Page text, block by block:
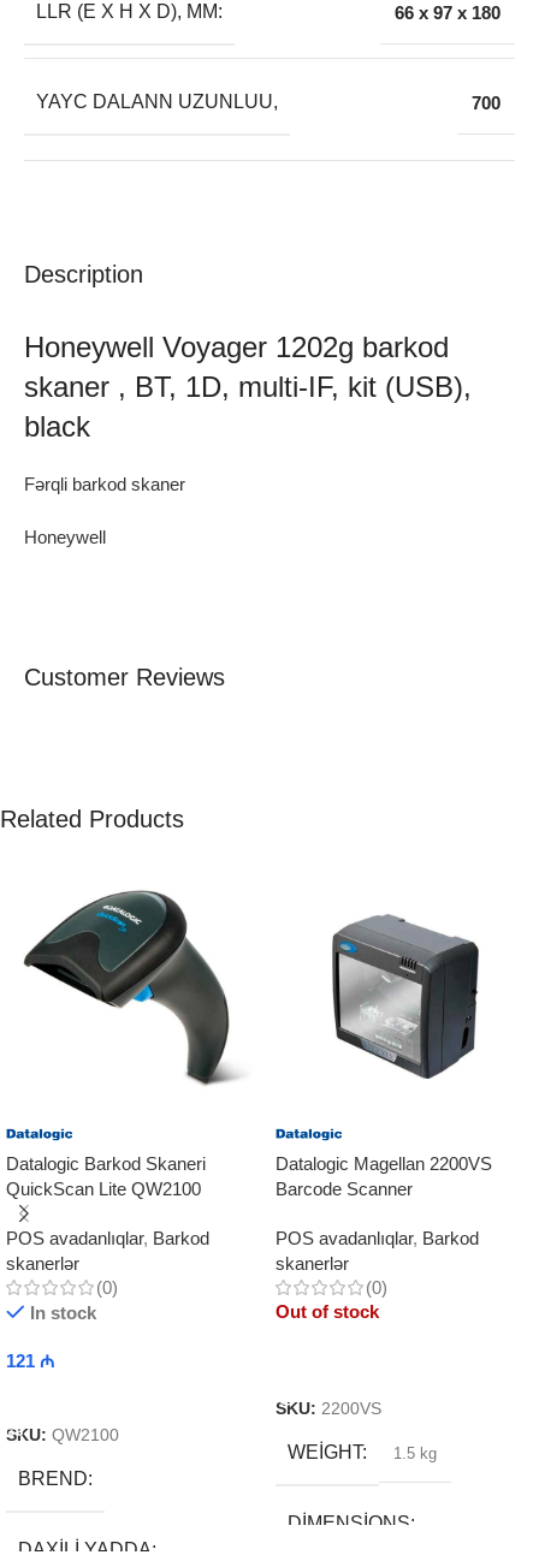
Description
Honeywell Voyager 1202g barkod
skaner , BT, 1D, multi-IF, kit (USB),
black
Fərqli barkod skaner
Honeywell
LLR (E X H X D), MM: 66 x 97 x 180
YAYC DALANN UZUNLUU, 700
Customer Reviews
Related Products
Datalogic Barkod Skaneri
QuickScan Lite QW2100
POS avadanlıqlar, Barkod
skanerlər
(0)
In stock
121 ₼
SKU: QW2100
BREND
DAXILI YADDA
Datalogic Magellan 2200VS
Barcode Scanner
POS avadanlıqlar, Barkod
skanerlər
(0)
Out of stock
SKU: 2200VS
WEIGHT 1.5 kg
DIMENSIONS